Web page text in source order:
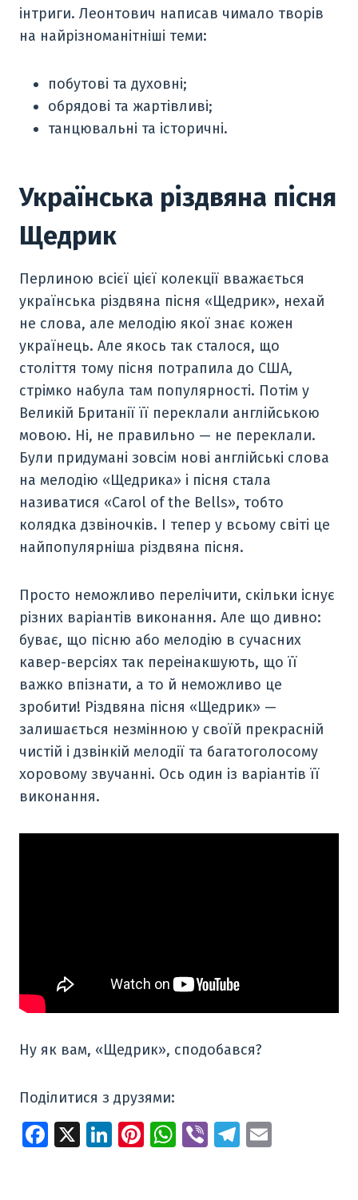
інтриги. Леонтович написав чимало творів
на найрізноманітніші теми:
побутові та духовні;
обрядові та жартівливі;
танцювальні та історичні.
Українська різдвяна пісня
Щедрик
Перлиною всієї цієї колекції вважається
українська різдвяна пісня «Щедрик», нехай
не слова, але мелодію якої знає кожен
українець. Але якось так сталося, що
століття тому пісня потрапила до США,
стрімко набула там популярності. Потім у
Великій Британії її переклали англійською
мовою. Ні, не правильно — не переклали.
Були придумані зовсім нові англійські слова
на мелодію «Щедрика» і пісня стала
називатися «Carol of the Bells», тобто
колядка дзвіночків. І тепер у всьому світі це
найпопулярніша різдвяна пісня.
Просто неможливо перелічити, скільки існує
різних варіантів виконання. Але що дивно:
буває, що пісню або мелодію в сучасних
кавер-версіях так переінакшують, що її
важко впізнати, а то й неможливо це
зробити! Різдвяна пісня «Щедрик» —
залишається незмінною у своїй прекрасній
чистій і дзвінкій мелодії та багатоголосому
хоровому звучанні. Ось один із варіантів її
виконання.
Ну як вам, «Щедрик», сподобався?
Поділитися з друзями:
Fa
X
Li
Pi
W
Vi
T